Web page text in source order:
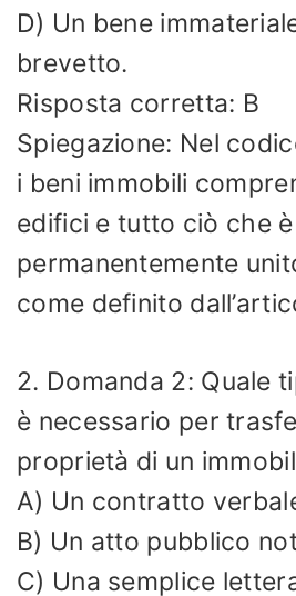
D) Un bene
brevetto.
Risposta corretta: B
Spiegazione: Nel
i beni immobili
edifici e tutto ciò che è
permanentemente
come definito
2. Domanda 2: Quale
è necessario per
proprietà di un
A) Un contratto
B) Un atto pubblico
C) Una semplice